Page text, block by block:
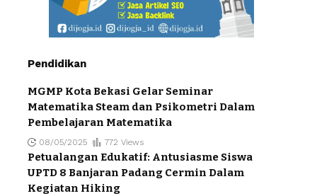
Pendidikan
MGMP Kota Bekasi Gelar Seminar
Matematika Steam dan Psikometri Dalam
Pembelajaran Matematika
08/05/2025 772 Views
Petualangan Edukatif: Antusiasme Siswa
UPTD 8 Banjaran Padang Cermin Dalam
Kegiatan Hiking